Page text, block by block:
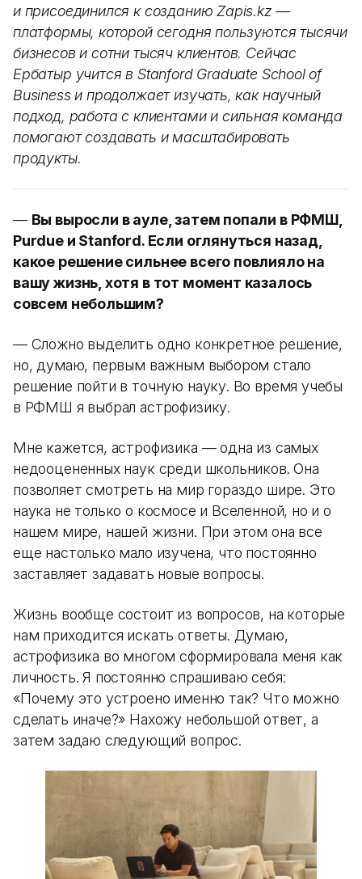
и присоединился к созданию Zapis.kz —
платформы, которой сегодня пользуются тысячи
бизнесов и сотни тысяч клиентов. Сейчас
Ербатыр учится в Stanford Graduate School of
Business и продолжает изучать, как научный
подход, работа с клиентами и сильная команда
помогают создавать и масштабировать
продукты.
— Вы выросли в ауле, затем попали в РФМШ,
Purdue и Stanford. Если оглянуться назад,
какое решение сильнее всего повлияло на
вашу жизнь, хотя в тот момент казалось
совсем небольшим?
— Сложно выделить одно конкретное решение,
но, думаю, первым важным выбором стало
решение пойти в точную науку. Во время учебы
в РФМШ я выбрал астрофизику.
Мне кажется, астрофизика — одна из самых
недооцененных наук среди школьников. Она
позволяет смотреть на мир гораздо шире. Это
наука не только о космосе и Вселенной, но и о
нашем мире, нашей жизни. При этом она все
еще настолько мало изучена, что постоянно
заставляет задавать новые вопросы.
Жизнь вообще состоит из вопросов, на которые
нам приходится искать ответы. Думаю,
астрофизика во многом сформировала меня как
личность. Я постоянно спрашиваю себя:
«Почему это устроено именно так? Что можно
сделать иначе?» Нахожу небольшой ответ, а
затем задаю следующий вопрос.